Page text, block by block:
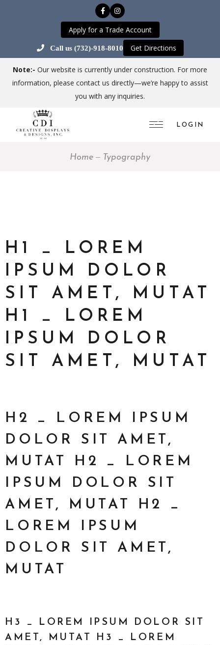
Apply for a Trade Account
Call us (732)-918-8010 Get Directions
Note:- Our website is currently under construction. For more
information, please contact us directly—we’re happy to assist
you with any inquiries.
LOGIN
Home Typography
H1 _ LOREM
IPSUM DOLOR
SIT AMET, MUTAT
H1 _ LOREM
IPSUM DOLOR
SIT AMET, MUTAT
H2 _ LOREM IPSUM
DOLOR SIT AMET,
MUTAT H2 _ LOREM
IPSUM DOLOR SIT
AMET, MUTAT H2 _
LOREM IPSUM
DOLOR SIT AMET,
MUTAT
H3 _ LOREM IPSUM DOLOR SIT
AMET, MUTAT H3 _ LOREM